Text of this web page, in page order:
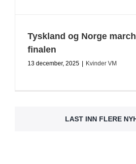
Tyskland og Norge
finalen
13 december, 2025 Kvinder VM
LAST INN FLERE